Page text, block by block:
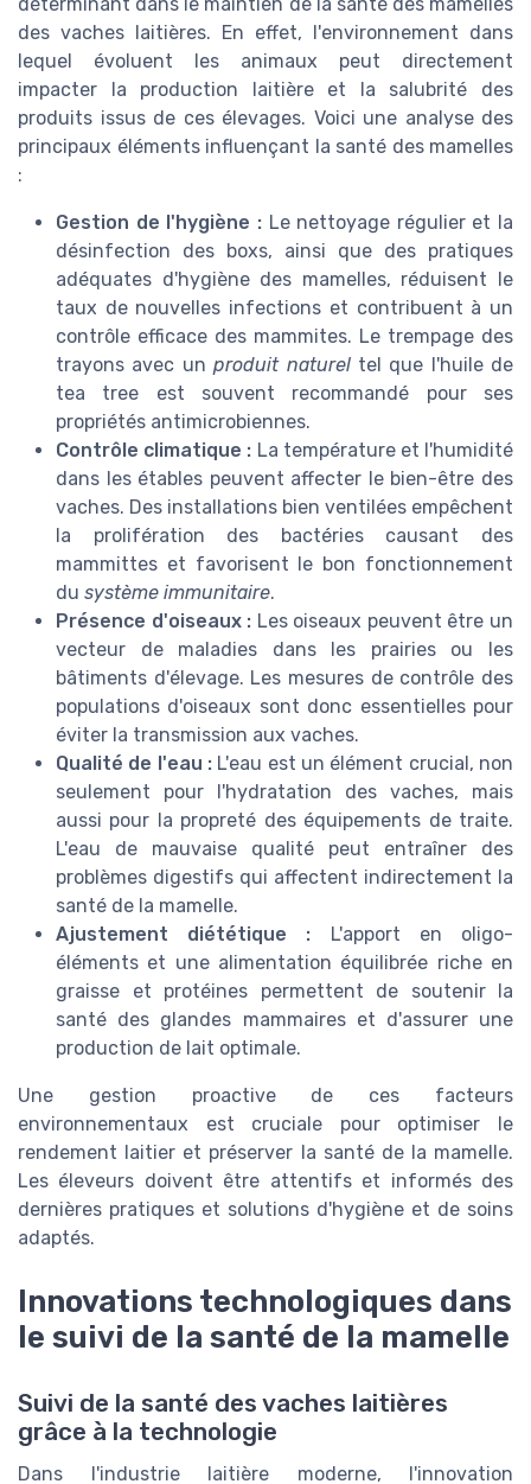
des vaches laitières. En effet, l'environnement dans
lequel évoluent les animaux peut directement
impacter la production laitière et la salubrité des
produits issus de ces élevages. Voici une analyse des
principaux éléments influençant la santé des mamelles
:
Gestion de l'hygiène :Le nettoyage régulier et la
désinfection des boxs, ainsi que des pratiques
adéquates d'hygiène des mamelles, réduisent le
taux de nouvelles infections et contribuent à un
contrôle efficace des mammites. Le trempage des
trayons avec unproduit natureltel que l'huile de
tea tree est souvent recommandé pour ses
propriétés antimicrobiennes.
Contrôle climatique : La température et l'humidité
dans les étables peuvent affecter le bien-être des
vaches. Des installations bien ventilées empêchent
la prolifération des bactéries causant des
mammittes et favorisent le bon fonctionnement
du système immunitaire.
Présence d'oiseaux : Les oiseaux peuvent être un
vecteur de maladies dans les prairies ou les
bâtiments d'élevage. Les mesures de contrôle des
populations d'oiseaux sont donc essentielles pour
éviter la transmission aux vaches.
Qualité de l'eau : L'eau est un élément crucial, non
seulement pour l'hydratation des vaches, mais
aussi pour la propreté des équipements de traite.
L'eau de mauvaise qualité peut entraîner des
problèmes digestifs qui affectent indirectement la
santé de la mamelle.
Ajustement diététique : L'apport en oligo-
éléments et une alimentation équilibrée riche en
graisse et protéines permettent de soutenir la
santé des glandes mammaires et d'assurer une
production de lait optimale.
Une gestion proactive de ces facteurs
environnementaux est cruciale pour optimiser le
rendement laitier et préserver la santé de la mamelle.
Les éleveurs doivent être attentifs et informés des
dernières pratiques et solutions d'hygiène et de soins
adaptés.
Innovations technologiques dans
le suivi de la santé de la mamelle
Suivi de la santé des vaches laitières
grâce à la technologie
Dans l'industrie laitière moderne, l'innovation